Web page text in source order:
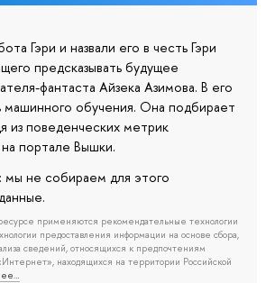
Гэри и назвали его в честь Гэри
предсказывать будущее
фантаста Айзека Азимова. В его
обучения. Она подбирает
из поведенческих метрик
портале Вышки.
мы не собираем для этого
применяются рекомендательные технологии
предоставления информации на основе сбора,
сведений, относящихся к предпочтениям
находящихся на территории Российской